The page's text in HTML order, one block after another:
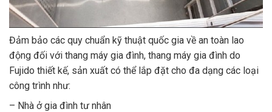
Đảm bảo các quy chuẩn kỹ thuật quốc gia về an toàn lao
động đối với thang máy gia đình, thang máy gia đình do
Fujido thiết kế, sản xuất có thể lắp đặt cho đa dạng các loại
công trình như:
– Nhà ở gia đình tư nhân